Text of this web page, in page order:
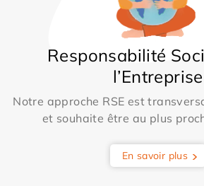
Responsabilité
l’Entreprise
Notre approche RSE est
et souhaite être au plus
En savoir plus